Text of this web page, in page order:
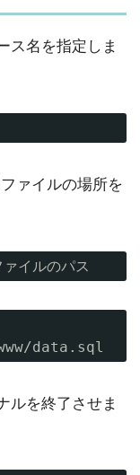
ス名を指定しま
ァイルの場所を
イルのパス
data.sql
ルを終了させま